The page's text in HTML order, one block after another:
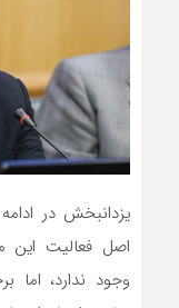
یزدانبخش در
اصل فعالیت
وجود ندارد،